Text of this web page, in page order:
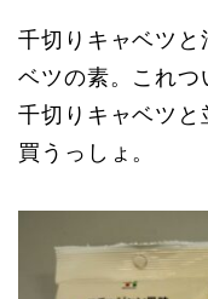
千切りキャベツと
ベツの素。これつ
千切りキャベツと
買うっしょ。